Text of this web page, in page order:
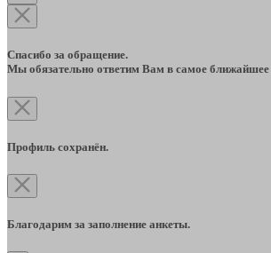
Спасибо за обращение.
Мы обязательно ответим Вам в самое
Профиль сохранён.
Благодарим за заполнение анкеты.